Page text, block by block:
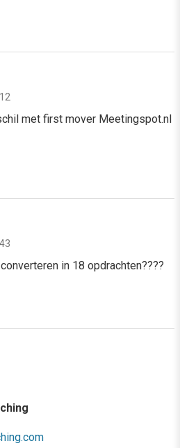
met first mover Meetingspot.nl
in 18 opdrachten????